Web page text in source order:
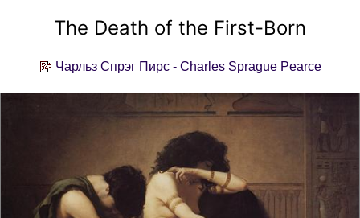
The Death of the First-Born
Чарльз Спрэг Пирс - Charles Sprague Pearce